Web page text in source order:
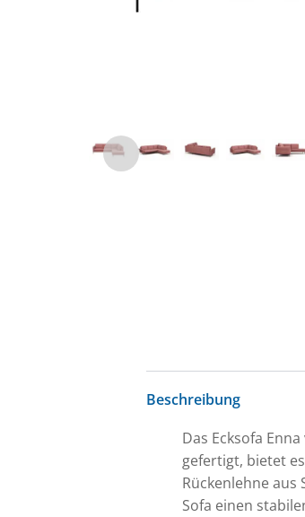
Beschreibung
Das Ecksofa
gefertigt, bietet
Rückenlehne
Sofa einen